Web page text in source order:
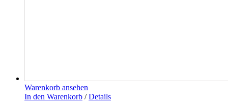
Warenkorb ansehen
In den Warenkorb / Details